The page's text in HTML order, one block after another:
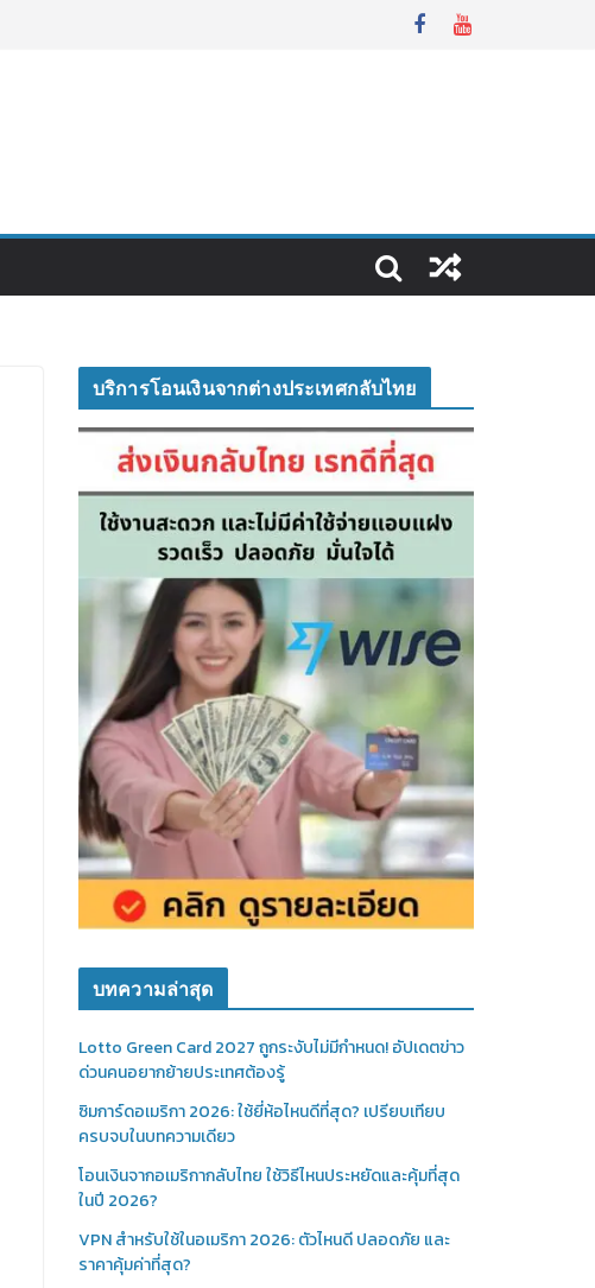
บริการโอนเงินจากต่างประเทศกลับไทย
บทความล่าสุด
Lotto Green Card 2027 ถูกระงับไม่มีกำหนด! อัปเดตข่าว
ด่วนคนอยากย้ายประเทศต้องรู้
ซิมการ์ดอเมริกา 2026: ใช้ยี่ห้อไหนดีที่สุด? เปรียบเทียบ
ครบจบในบทความเดียว
โอนเงินจากอเมริกากลับไทย ใช้วิธีไหนประหยัดและคุ้มที่สุด
ในปี 2026?
VPN สำหรับใช้ในอเมริกา 2026: ตัวไหนดี ปลอดภัย และ
ราคาคุ้มค่าที่สุด?